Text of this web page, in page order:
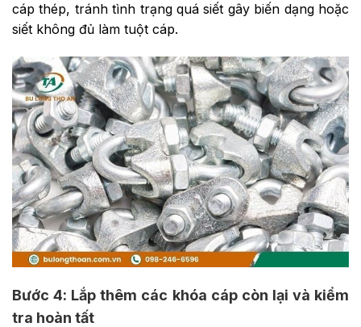
cáp thép, tránh tình trạng quá siết gây biến dạng hoặc
siết không đủ làm tuột cáp.
Bước 4: Lắp thêm các khóa cáp còn lại và kiểm
tra hoàn tất